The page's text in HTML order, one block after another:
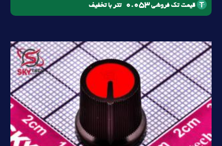
قیمت تک فروشی0.053 تتر با تخفیف